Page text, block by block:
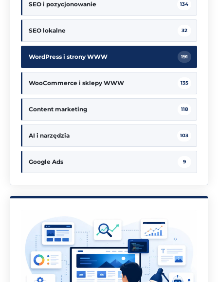
SEO i pozycjonowanie 134
SEO lokalne 32
WordPress i strony WWW 191
WooCommerce i sklepy WWW 135
Content marketing 118
AI i narzędzia 103
Google Ads 9